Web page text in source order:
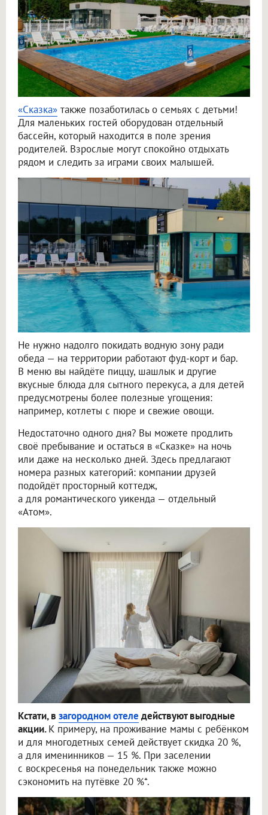
«Сказка» также позаботилась о семьях с детьми!
Для маленьких гостей оборудован отдельный
бассейн, который находится в поле зрения
родителей. Взрослые могут спокойно отдыхать
рядом и следить за играми своих малышей.
Не нужно надолго покидать водную зону ради
обеда — на территории работают фуд-корт и бар.
В меню вы найдёте пиццу, шашлык и другие
вкусные блюда для сытного перекуса, а для детей
предусмотрены более полезные угощения:
например, котлеты с пюре и свежие овощи.
Недостаточно одного дня? Вы можете продлить
своё пребывание и остаться в «Сказке» на ночь
или даже на несколько дней. Здесь предлагают
номера разных категорий: компании друзей
подойдёт просторный коттедж,
а для романтического уикенда — отдельный
«Атом».
Кстати, в загородном отеле действуют выгодные
акции.К примеру, на проживание мамы с ребёнком
и для многодетных семей действует скидка 20 %,
а для именинников — 15 %. При заселении
с воскресенья на понедельник также можно
сэкономить на путёвке 20 %*.